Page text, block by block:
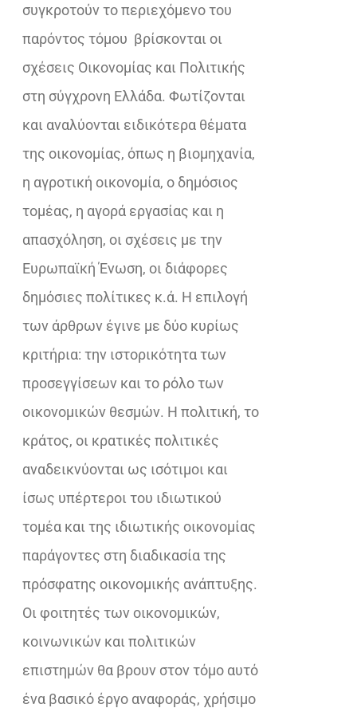
συγκροτούν το περιεχόμενο του
παρόντος τόμου βρίσκονται οι
σχέσεις Οικονομίας και Πολιτικής
στη σύγχρονη Ελλάδα. Φωτίζονται
και αναλύονται ειδικότερα θέματα
της οικονομίας, όπως η βιομηχανία,
η αγροτική οικονομία, ο δημόσιος
τομέας, η αγορά εργασίας και η
απασχόληση, οι σχέσεις με την
Ευρωπαϊκή Ένωση, οι διάφορες
δημόσιες πολίτικες κ.ά. Η επιλογή
των άρθρων έγινε με δύο κυρίως
κριτήρια: την ιστορικότητα των
προσεγγίσεων και το ρόλο των
οικονομικών θεσμών. Η πολιτική, το
κράτος, οι κρατικές πολιτικές
αναδεικνύονται ως ισότιμοι και
ίσως υπέρτεροι του ιδιωτικού
τομέα και της ιδιωτικής οικονομίας
παράγοντες στη διαδικασία της
πρόσφατης οικονομικής ανάπτυξης.
Οι φοιτητές των οικονομικών,
κοινωνικών και πολιτικών
επιστημών θα βρουν στον τόμο αυτό
ένα βασικό έργο αναφοράς, χρήσιμο